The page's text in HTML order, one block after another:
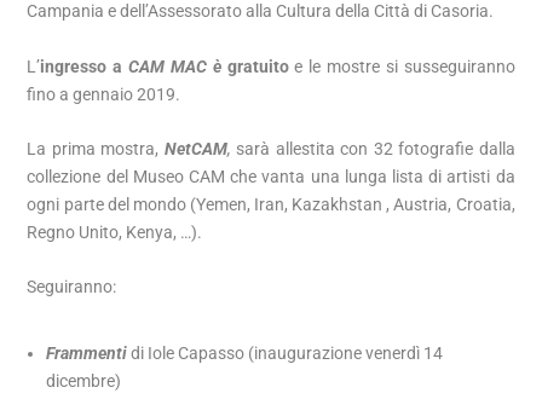
Campania e dell’Assessorato alla Cultura della Città di Casoria.
L’ingresso aCAM MAC ègratuitoe le mostre si susseguiranno
fino a gennaio 2019.
La prima mostra, NetCAM, sarà allestita con 32 fotografie dalla
collezione del Museo CAM che vanta una lunga lista di artisti da
ogni parte del mondo (Yemen, Iran, Kazakhstan , Austria, Croatia,
Regno Unito, Kenya, …).
Seguiranno:
Frammentidi Iole Capasso (inaugurazione venerdì 14
dicembre)